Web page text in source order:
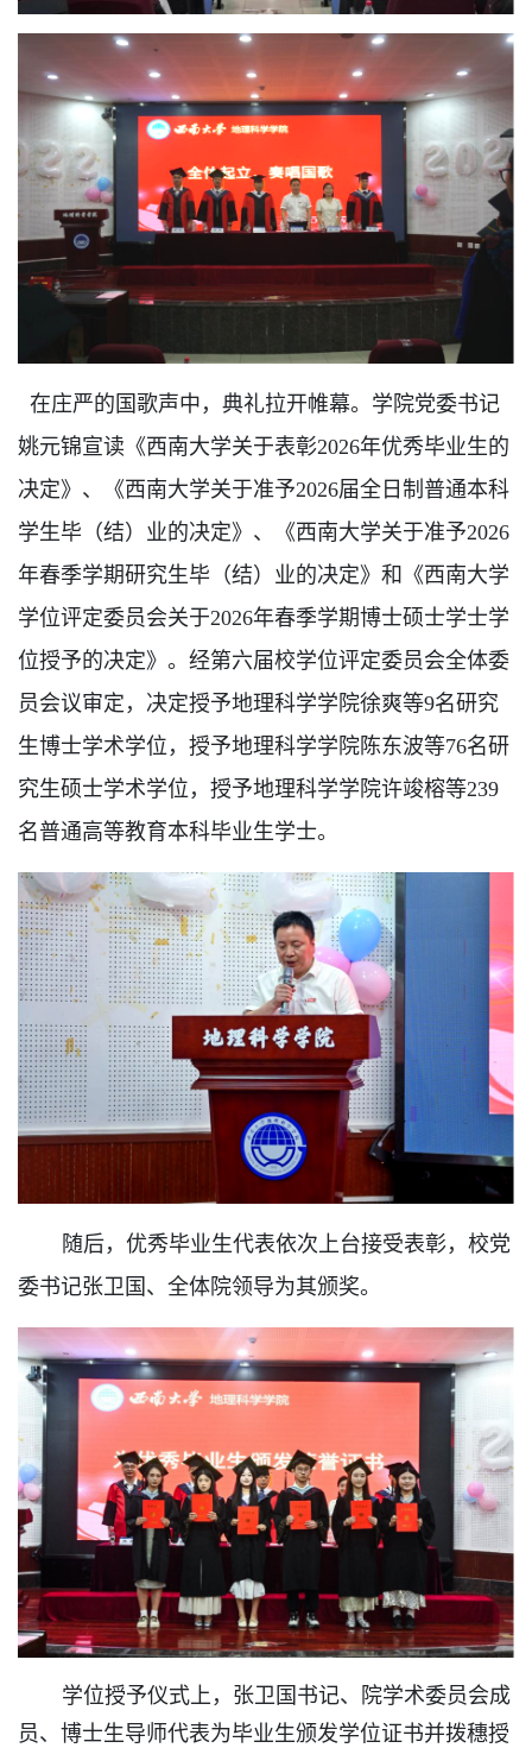
在庄严的国歌声中，典礼拉开帷幕。学院党委书记
姚元锦宣读《西南大学关于表彰2026年优秀毕业生的
决定》、《西南大学关于准予2026届全日制普通本科
学生毕（结）业的决定》、《西南大学关于准予2026
年春季学期研究生毕（结）业的决定》和《西南大学
学位评定委员会关于2026年春季学期博士硕士学士学
位授予的决定》。经第六届校学位评定委员会全体委
员会议审定，决定授予地理科学学院徐爽等9名研究
生博士学术学位，授予地理科学学院陈东波等76名研
究生硕士学术学位，授予地理科学学院许竣榕等239
名普通高等教育本科毕业生学士。
随后，优秀毕业生代表依次上台接受表彰，校党
委书记张卫国、全体院领导为其颁奖。
学位授予仪式上，张卫国书记、院学术委员会成
员、博士生导师代表为毕业生颁发学位证书并拨穗授